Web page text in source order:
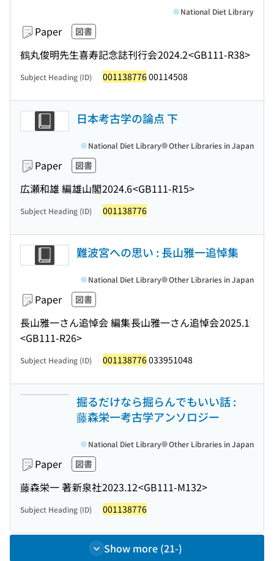
Paper 図書
鶴丸俊明先生喜寿記念誌刊行会2024.2<GB111-R38>
National Diet Library
Subject Heading (ID) 00113877600114508
日本考古学の論点 下
Paper 図書
広瀬和雄 編雄山閣2024.6<GB111-R15>
National Diet Library Other Libraries in Japan
Subject Heading (ID) 001138776
難波宮への思い : 長山雅一追悼集
Paper 図書
長山雅一さん追悼会 編集長山雅一さん追悼会2025.1
<GB111-R26>
National Diet Library Other Libraries in Japan
Subject Heading (ID) 001138776033951048
掘るだけなら掘らんでもいい話 :
藤森栄一考古学アンソロジー
Paper 図書
藤森栄一 著新泉社2023.12<GB111-M132>
National Diet Library Other Libraries in Japan
Subject Heading (ID) 001138776
Show more (21-)